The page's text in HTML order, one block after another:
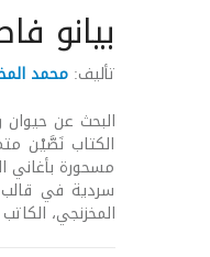
بيانو
تأليف:محمد
البحث عن
الكتاب نَصَّيْن
مسحورة بأغاني
سردية في
المخزنجي،